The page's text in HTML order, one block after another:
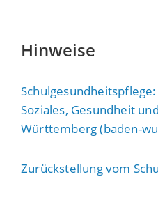
Hinweise
Soziales, Gesundheit
Württemberg (baden-
Zurückstellung vom